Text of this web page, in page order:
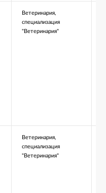
Ветеринария,
специализация
"Ветеринария"
Ветеринария,
специализация
"Ветеринария"